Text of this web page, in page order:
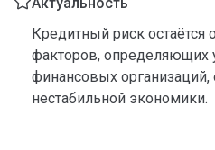
Кредитный риск
факторов, определяющих
финансовых организаций,
нестабильной экономики.